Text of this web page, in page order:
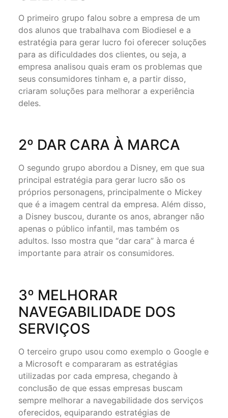
O primeiro grupo falou sobre a empresa de um
dos alunos que trabalhava com Biodiesel e a
estratégia para gerar lucro foi oferecer soluções
para as dificuldades dos clientes, ou seja, a
empresa analisou quais eram os problemas que
seus consumidores tinham e, a partir disso,
criaram soluções para melhorar a experiência
deles.⁠
2º DAR CARA À MARCA
O segundo grupo abordou a Disney, em que sua
principal estratégia para gerar lucro são os
próprios personagens, principalmente o Mickey
que é a imagem central da empresa. Além disso,
a Disney buscou, durante os anos, abranger não
apenas o público infantil, mas também os
adultos. Isso mostra que “dar cara” à marca é
importante para atrair os consumidores.⁠
3º MELHORAR
NAVEGABILIDADE DOS
SERVIÇOS
O terceiro grupo usou como exemplo o Google e
a Microsoft e compararam as estratégias
utilizadas por cada empresa, chegando à
conclusão de que essas empresas buscam
sempre melhorar a navegabilidade dos serviços
oferecidos, equiparando estratégias de